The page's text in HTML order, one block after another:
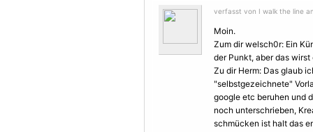
verfasst von I walk the line
Moin.
Zum dir welsch0r: Ein
der Punkt, aber das
Zu dir Herm: Das glaub
"selbstgezeichnete"
google etc beruhen und
noch unterschrieben,
schmücken ist halt das